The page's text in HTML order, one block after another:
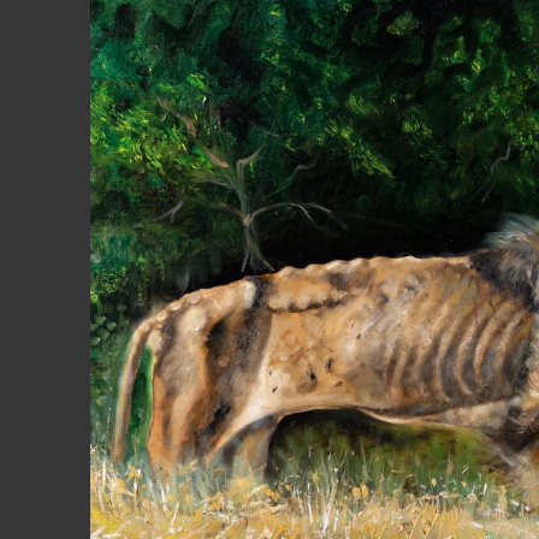
Passa alle
informazioni
sul prodotto